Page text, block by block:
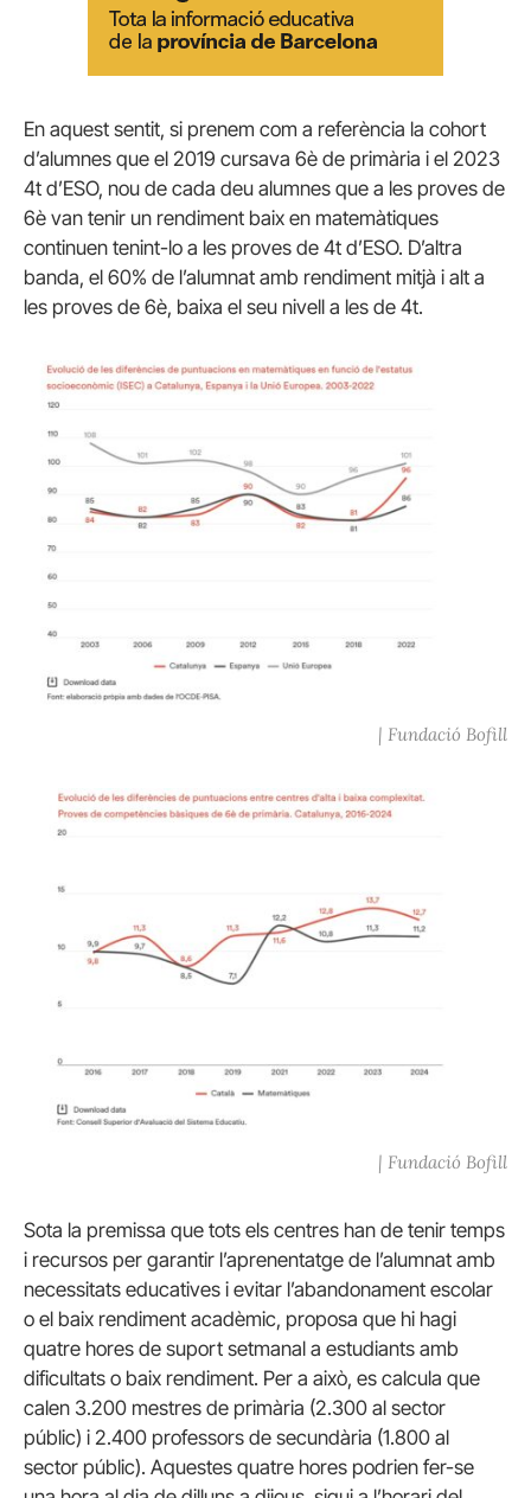
En aquest sentit, si prenem com a referència la cohort
d’alumnes que el 2019 cursava 6è de primària i el 2023
4t d’ESO, nou de cada deu alumnes que a les proves de
6è van tenir un rendiment baix en matemàtiques
continuen tenint-lo a les proves de 4t d’ESO. D’altra
banda, el 60% de l’alumnat amb rendiment mitjà i alt a
les proves de 6è, baixa el seu nivell a les de 4t.
| Fundació Bofill
| Fundació Bofill
Sota la premissa que tots els centres han de tenir temps
i recursos per garantir l’aprenentatge de l’alumnat amb
necessitats educatives i evitar l’abandonament escolar
o el baix rendiment acadèmic, proposa que hi hagi
quatre hores de suport setmanal a estudiants amb
dificultats o baix rendiment. Per a això, es calcula que
calen 3.200 mestres de primària (2.300 al sector
públic) i 2.400 professors de secundària (1.800 al
sector públic). Aquestes quatre hores podrien fer-se